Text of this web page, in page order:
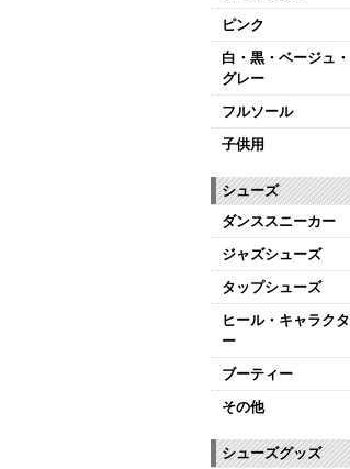
ピンク
白・黒・ベージュ・
グレー
フルソール
子供用
シューズ
ダンススニーカー
ジャズシューズ
タップシューズ
ヒール・キャラクタ
ー
ブーティー
その他
シューズグッズ